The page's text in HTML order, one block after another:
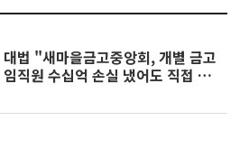
대법 "새마을금고중앙회, 개별 금고
임직원 수십억 손실 냈어도 직접 제